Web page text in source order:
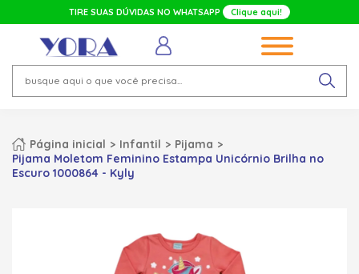
TIRE SUAS DÚVIDAS NO WHATSAPP Clique aqui!
Página inicial Infantil
Pijama
Pijama Moletom Feminino Estampa Unicórnio Brilha no
Escuro 1000864 - Kyly